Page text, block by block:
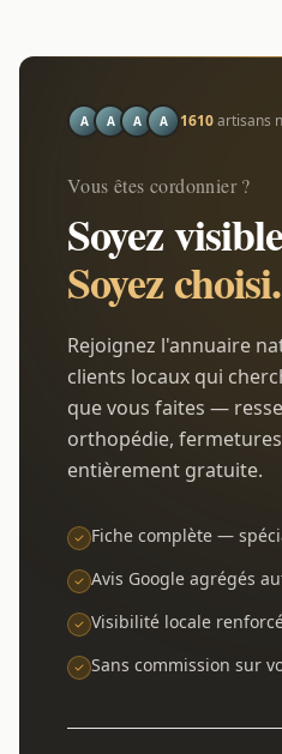
A A A A 1610artisans
Vous êtes cordonnier ?
Soyez
Soyez choisi.
Rejoignez l'annuaire
clients locaux qui
que vous faites —
orthopédie,
entièrement gratuite.
Fiche complète —
Avis Google agrégés
Visibilité locale
Sans commission sur